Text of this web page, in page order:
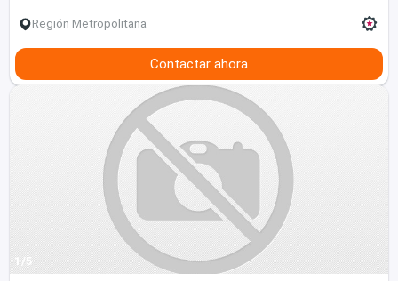
Región Metropolitana
Contactar ahora
1/5